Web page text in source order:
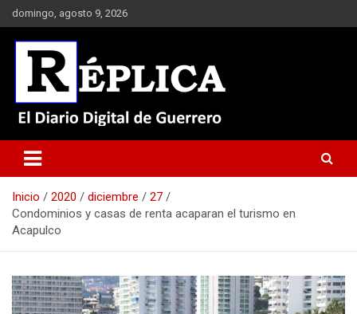
Saltar
al
contenido
domingo, agosto 9, 2026
Réplica
Inicio 2020 diciembre
27
Condominios y casas de renta acaparan el turismo en
Acapulco